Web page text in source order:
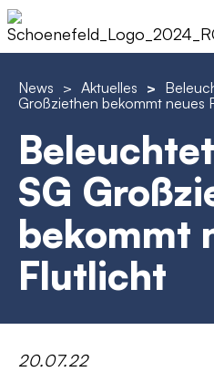
News > Aktuelles >
Großziethen bekommt neues
SG
bekommt
Flutlicht
20.07.22